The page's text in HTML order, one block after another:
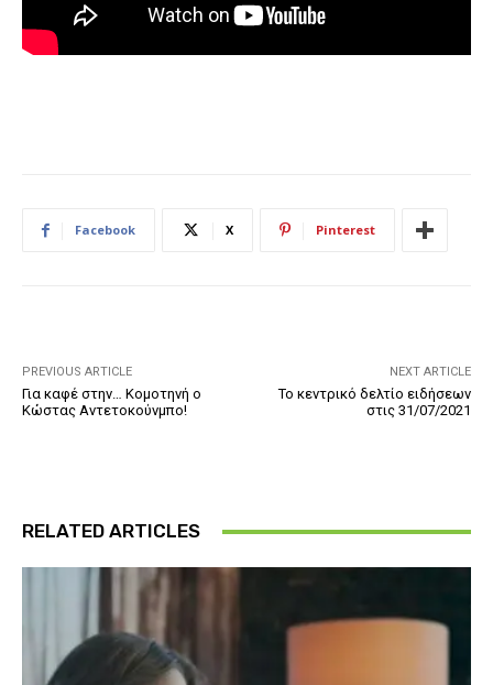
Facebook X Pinterest
PREVIOUS ARTICLE
Για καφέ στην… Κομοτηνή ο
Κώστας Αντετοκούνμπο!
NEXT ARTICLE
Το κεντρικό δελτίο ειδήσεων
στις 31/07/2021
RELATED ARTICLES